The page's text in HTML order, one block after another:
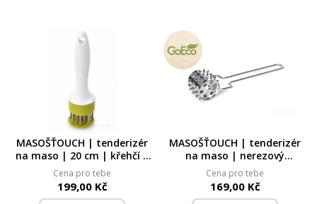
MASOŠŤOUCH | tenderizér
na maso | 20 cm | křehčí a
šťavnatější maso bez
námahy
Cena pro tebe
199,00 Kč
MASOŠŤOUCH | tenderizér
na maso | nerezový
válečkový změkčovač s
ostrými hroty | 20 cm
Cena pro tebe
169,00 Kč